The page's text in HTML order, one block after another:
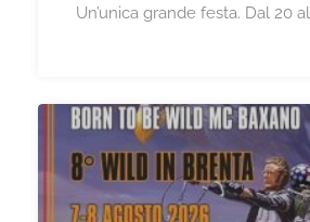
Un’unica grande festa. Dal 20 al